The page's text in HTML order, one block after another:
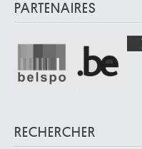
PARTENAIRES
RECHERCHER